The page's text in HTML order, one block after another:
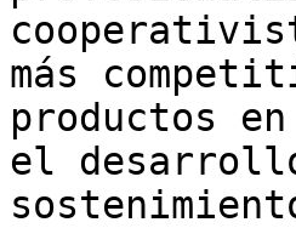
más
productos
el